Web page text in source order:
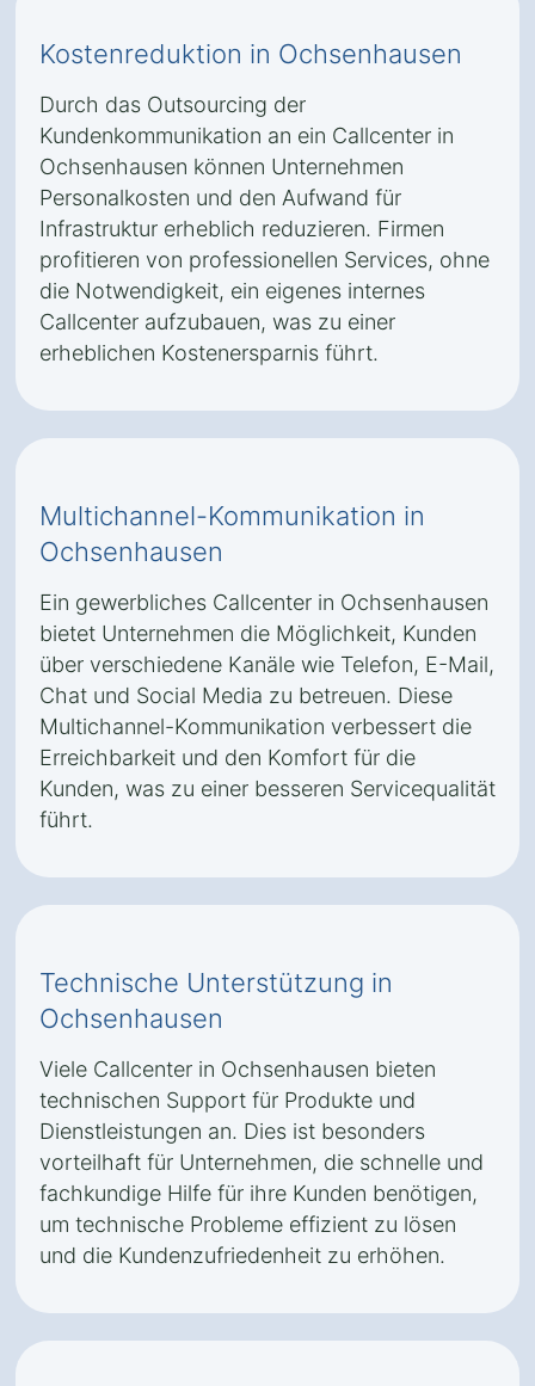
Kostenreduktion in Ochsenhausen
Durch das Outsourcing der
Kundenkommunikation an ein Callcenter in
Ochsenhausen können Unternehmen
Personalkosten und den Aufwand für
Infrastruktur erheblich reduzieren. Firmen
profitieren von professionellen Services, ohne
die Notwendigkeit, ein eigenes internes
Callcenter aufzubauen, was zu einer
erheblichen Kostenersparnis führt.
Multichannel-Kommunikation in
Ochsenhausen
Ein gewerbliches Callcenter in Ochsenhausen
bietet Unternehmen die Möglichkeit, Kunden
über verschiedene Kanäle wie Telefon, E-Mail,
Chat und Social Media zu betreuen. Diese
Multichannel-Kommunikation verbessert die
Erreichbarkeit und den Komfort für die
Kunden, was zu einer besseren Servicequalität
führt.
Technische Unterstützung in
Ochsenhausen
Viele Callcenter in Ochsenhausen bieten
technischen Support für Produkte und
Dienstleistungen an. Dies ist besonders
vorteilhaft für Unternehmen, die schnelle und
fachkundige Hilfe für ihre Kunden benötigen,
um technische Probleme effizient zu lösen
und die Kundenzufriedenheit zu erhöhen.